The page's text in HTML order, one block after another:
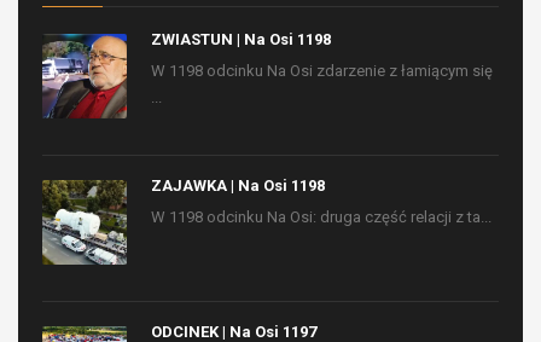
ZWIASTUN | Na Osi 1198
W 1198 odcinku Na Osi zdarzenie z łamiącym się
ZAJAWKA | Na Osi 1198
W 1198 odcinku Na Osi: druga część relacji z ta...
ODCINEK | Na Osi 1197